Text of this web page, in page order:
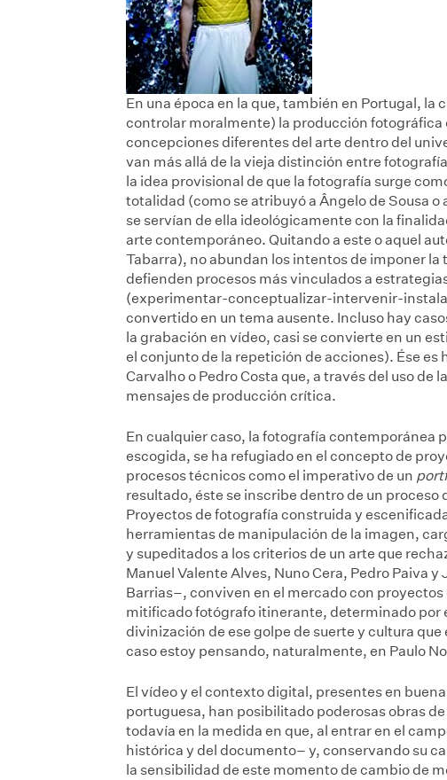
En una época en la que, también en Portugal,
controlar moralmente) la producción
concepciones diferentes del arte dentro del
van más allá de la vieja distinción entre
la idea provisional de que la fotografía surge
totalidad (como se atribuyó a Ângelo de Sousa
se servían de ella ideológicamente con la
arte contemporáneo. Quitando a este o aquel
Tabarra), no abundan los intentos de imponer
defienden procesos más vinculados a
(experimentar-conceptualizar-intervenir-
convertido en un tema ausente. Incluso hay
la grabación en vídeo, casi se convierte en un
el conjunto de la repetición de acciones). Ése es
Carvalho o Pedro Costa que, a través del uso de
mensajes de producción crítica.
En cualquier caso, la fotografía
escogida, se ha refugiado en el concepto de
procesos técnicos como el imperativo de un
resultado, éste se inscribe dentro de un
Proyectos de fotografía construida y
herramientas de manipulación de la imagen,
y supeditados a los criterios de un arte que
Manuel Valente Alves, Nuno Cera, Pedro Paiva
Barrias–, conviven en el mercado con
mitificado fotógrafo itinerante, determinado por
divinización de ese golpe de suerte y cultura
caso estoy pensando, naturalmente, en Paulo
El vídeo y el contexto digital, presentes en
portuguesa, han posibilitado poderosas obras
todavía en la medida en que, al entrar en el
histórica y del documento– y, conservando su
la sensibilidad de este momento de cambio de